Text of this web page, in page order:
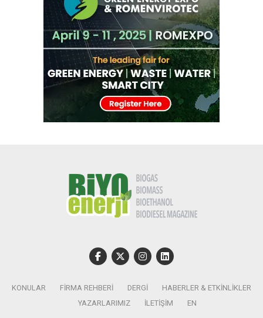
KONULAR FIRMA REHBERI DERGI
HABERLER & ETKINLIKLER
YAZARLARIMIZ
İLETIŞIM EN